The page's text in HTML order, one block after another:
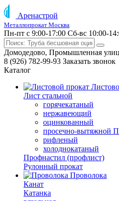
Аренастрой
Металлопрокат Москва
Пн-пт с 9:00-17:00 Сб-вс 10:00-
Домодедово, Промышленная
8 (926) 782-99-93 Заказать звонок
Каталог
Лист стальной
горячекатаный
нержавеющий
оцинкованный
просечно-вытяжной
рифленый
холоднокатаный
Профнастил (профлист)
Рулонный прокат
Проволока
Канат
Катанка